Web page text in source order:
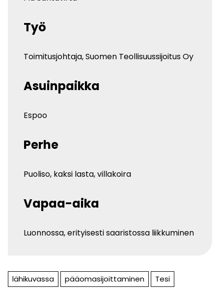
Työ
Toimitusjohtaja, Suomen Teollisuussijoitus Oy
Asuinpaikka
Espoo
Perhe
Puoliso, kaksi lasta, villakoira
Vapaa-aika
Luonnossa, erityisesti saaristossa liikkuminen
lähikuvassa pääomasijoittaminen Tesi